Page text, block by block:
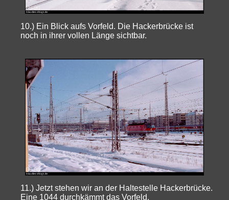
10.) Ein Blick aufs Vorfeld. Die Hackerbrücke ist
noch in ihrer vollen Länge sichtbar.
11.) Jetzt stehen wir an der Haltestelle Hackerbrücke.
Eine 1044 durchkämmt das Vorfeld.